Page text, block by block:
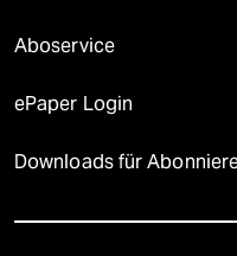
Aboservice
ePaper Login
Downloads für